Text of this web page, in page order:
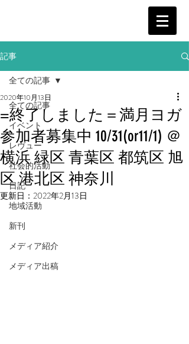
記事
全ての記事
イベント
レヴュー
社会的活動
日記
地域活動
新刊
メディア紹介
メディア出稿
全ての記事
=終了しました＝満月ヨガ
参加者募集中 10/31(or11/1) ＠
横浜 緑区 青葉区 都筑区 旭
区 港北区 神奈川
2020年10月13日
更新日： 2022年2月13日